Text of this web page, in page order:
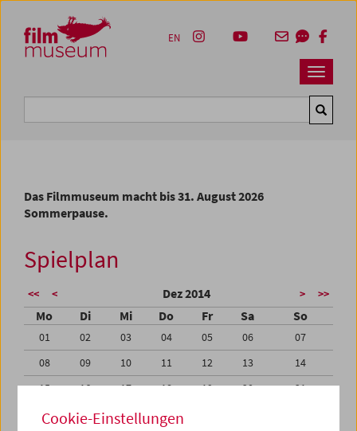
Zum Inhalt
Zum Hauptmenü
Zur Servicenavigation
Zum Suche
Navbar
EN
Das Filmmuseum macht bis 31. August 2026
Sommerpause.
Spielplan
<< < Dez 2014 > >>
Mo Di Mi Do Fr Sa So
01 02 03 04 05 06
07
08
09 10 11 12 13
14
15
16 17 18 19 20
21
22
23 24 25
Cookie-Einstellungen